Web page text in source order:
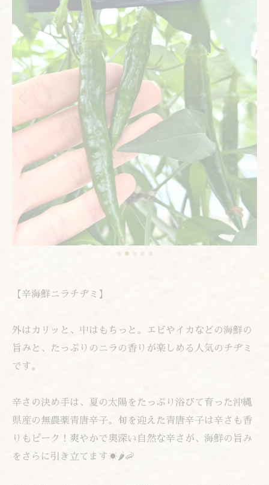
【辛海鮮ニラチヂミ】
外はカリッと、中はもちっと。エビやイカなどの海鮮の
旨みと、たっぷりのニラの香りが楽しめる人気のチヂミ
です。
辛さの決め手は、夏の太陽をたっぷり浴びて育った沖縄
県産の無農薬青唐辛子。旬を迎えた青唐辛子は辛さも香
りもピーク！爽やかで奥深い自然な辛さが、海鮮の旨み
をさらに引き立てます☀️🌶️🦐